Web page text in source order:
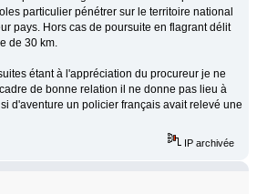
particulier pénétrer sur le territoire national
pays. Hors cas de poursuite en flagrant délit
de 30 km.
étant à l'appréciation du procureur je ne
de bonne relation il ne donne pas lieu à
d'aventure un policier français avait relevé une
IP archivée